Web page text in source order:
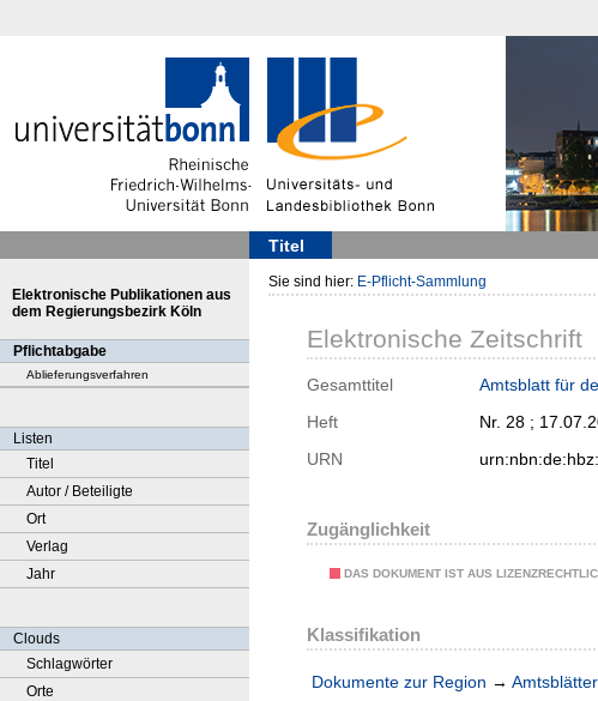
Titel
Elektronische Publikationen aus
dem Regierungsbezirk Köln
Pflichtabgabe
Ablieferungsverfahren
Listen
Titel
Autor / Beteiligte
Ort
Verlag
Jahr
Clouds
Schlagwörter
Orte
Sie sind hier: E-Pflicht-Sammlung
Elektronische Zeitschrift
Gesamttitel
Amtsblatt für
Heft
Nr. 28 ;
URN
Zugänglichkeit
DAS DOKUMENT IST AUS
Klassifikation
Dokumente zur Region →